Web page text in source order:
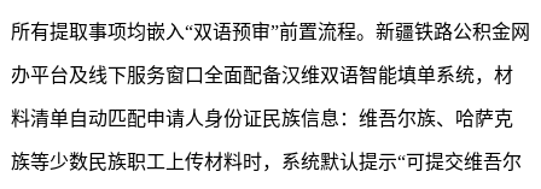
所有提取事项均嵌入“双语预审”前置流程。新疆铁路公积金网
办平台及线下服务窗口全面配备汉维双语智能填单系统，材
料清单自动匹配申请人身份证民族信息：维吾尔族、哈萨克
族等少数民族职工上传材料时，系统默认提示“可提交维吾尔